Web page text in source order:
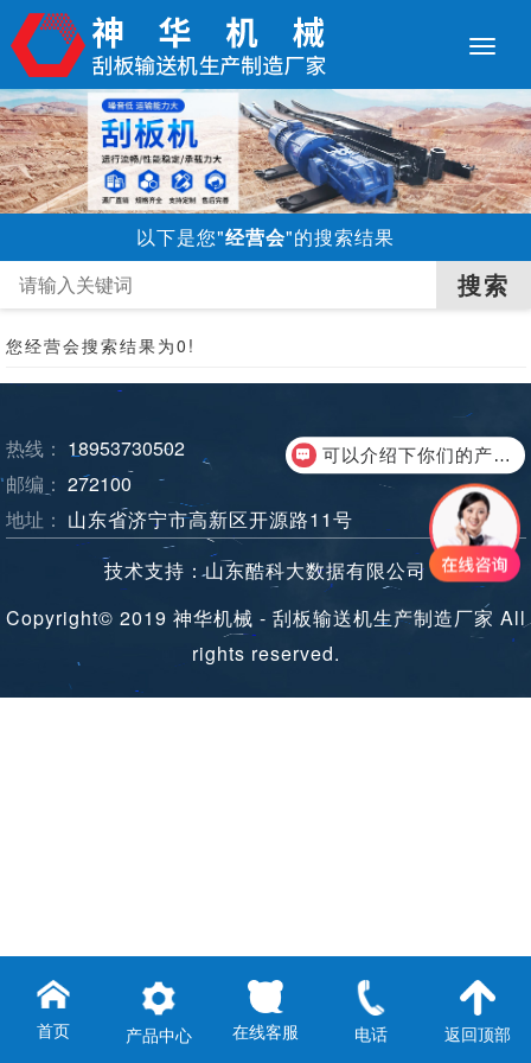
以下是您"经营会"的搜索结果
您经营会搜索结果为0!
热线： 18953730502
邮编： 272100
地址： 山东省济宁市高新区开源路11号
技术支持：山东酷科大数据有限公司
Copyright© 2019 神华机械 - 刮板输送机生产制造厂家 All
rights reserved.
首页 产品中心 在线客服 电话 返回顶部
可以介绍下你们的产品么？